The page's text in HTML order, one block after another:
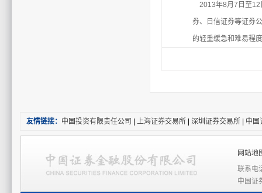
2013年8月7日至12
券、日信证券等证券
的轻重缓急和难易程
友情链接： 中国投资有限责任公司 上海证券交易所 深圳证券交易所 中国
网站地
联系电
中国证